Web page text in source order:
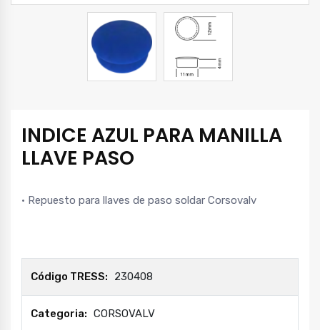
INDICE AZUL PARA MANILLA
LLAVE PASO
• Repuesto para llaves de paso soldar Corsovalv
Código TRESS: 230408
Categoria: CORSOVALV